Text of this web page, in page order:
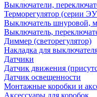
Выключатели,
Терморегулятор (серии
Выключатель шнуровой,
Выключатель,
Диммер (светорегулятор)
Накладка для
Датчики
Датчик движения
Датчик освещенности
Монтажные коробки и
Аксессуары для коробок